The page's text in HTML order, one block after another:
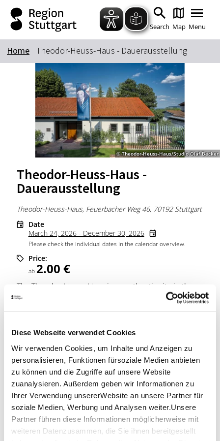
Diese Webseite verwendet Cookies
Wir verwenden Cookies, um Inhalte und Anzeigen zu
personalisieren, Funktionen fürsoziale Medien anbieten
zu können und die Zugriffe auf unsere Website
zuanalysieren. Außerdem geben wir Informationen zu
Ihrer Verwendung unsererWebsite an unsere Partner für
soziale Medien, Werbung und Analysen weiter.Unsere
Partner führen diese Informationen möglicherweise mit
weiteren Datenzusammen, die Sie ihnen bereitgestellt
Zum Hauptinhalt springen
Zur Suche springen
Zur Hauptnavigation
Zum Footer springen
Search Map Menu
Keyword
Home Theodor-Heuss-Haus - Dauerausstellung
© Theodor-Heuss-Haus/Studio Olaf Becker
Theodor-Heuss-Haus -
Dauerausstellung
Theodor-Heuss-Haus, Feuerbacher Weg 46, 70192 Stuttgart
Date
March 24, 2026 - December 30, 2026
Please check the individual dates in the calendar overview.
Price:
ab 2.00 €
The Theodor-Heuss-Haus is an authentic site in the
history of German democracy and the home of the
Price information
Price: ab2.00 €
Location & Contact
Theodor-Heuss-Haus
Feuerbacher Weg 46
70192 Stuttgart